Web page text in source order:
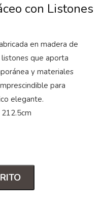
con Listones
en madera de
que aporta
y materiales
para
elegante.